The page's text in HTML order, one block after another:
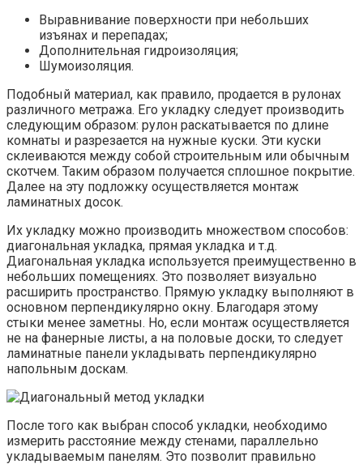
Выравнивание поверхности при небольших
изъянах и перепадах;
Дополнительная гидроизоляция;
Шумоизоляция.
Подобный материал, как правило, продается в рулонах
различного метража. Его укладку следует производить
следующим образом: рулон раскатывается по длине
комнаты и разрезается на нужные куски. Эти куски
склеиваются между собой строительным или обычным
скотчем. Таким образом получается сплошное покрытие.
Далее на эту подложку осуществляется монтаж
ламинатных досок.
Их укладку можно производить множеством способов:
диагональная укладка, прямая укладка и т.д.
Диагональная укладка используется преимущественно в
небольших помещениях. Это позволяет визуально
расширить пространство. Прямую укладку выполняют в
основном перпендикулярно окну. Благодаря этому
стыки менее заметны. Но, если монтаж осуществляется
не на фанерные листы, а на половые доски, то следует
ламинатные панели укладывать перпендикулярно
напольным доскам.
После того как выбран способ укладки, необходимо
измерить расстояние между стенами, параллельно
укладываемым панелям. Это позволит правильно